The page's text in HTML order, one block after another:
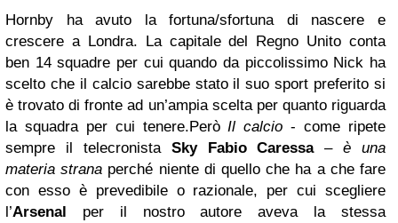
Hornby ha avuto la fortuna/sfortuna di nascere e
crescere a Londra. La capitale del Regno Unito conta
ben 14 squadre per cui quando da piccolissimo Nick ha
scelto che il calcio sarebbe stato il suo sport preferito si
è trovato di fronte ad un’ampia scelta per quanto riguarda
la squadra per cui tenere.PeròIl calcio - come ripete
sempre il telecronista Sky Fabio Caressa–è una
materia strana perché niente di quello che ha a che fare
con esso è prevedibile o razionale, per cui scegliere
l’Arsenal per il nostro autore aveva la stessa